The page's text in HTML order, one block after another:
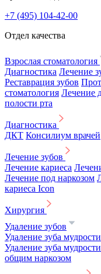
+7 (495) 104-42-00
Отдел качества
Взрослая стоматология
Диагностика Лечение
Реставрация зубов
стоматология Лечение
полости рта
Диагностика
ДКТ Консилиум врачей
Лечение зубов
Лечение кариеса
Лечение под наркозом
кариеса Icon
Хирургия
Удаление зубов
Удаление зуба мудрости
Удаление зуба
общим наркозом